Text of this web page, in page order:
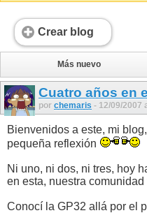
Crear blog
Más nuevo
Cuatro años en
por chemaris - 12/09/2007
Bienvenidos a este, mi
pequeña reflexión
Ni uno, ni dos, ni tres, hoy
en esta, nuestra
Conocí la GP32 allá por el